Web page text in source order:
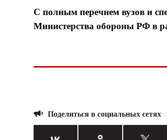
С полным перечнем вузов и
Министерства обороны РФ в
Поделиться в социальных сетях